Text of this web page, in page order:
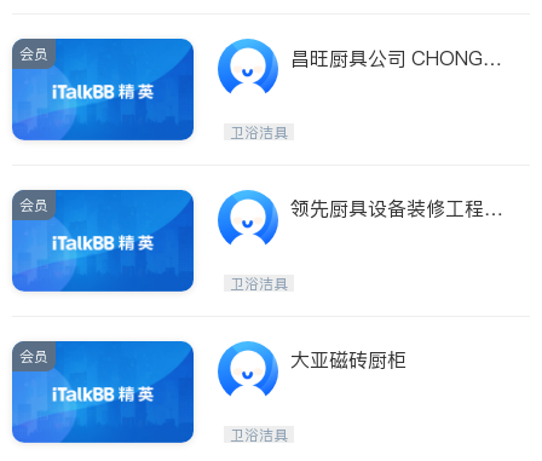
会员
昌旺厨具公司 CHONG W
卫浴洁具
会员
领先厨具设备装修工程公
卫浴洁具
会员 大亚磁砖厨柜
卫浴洁具